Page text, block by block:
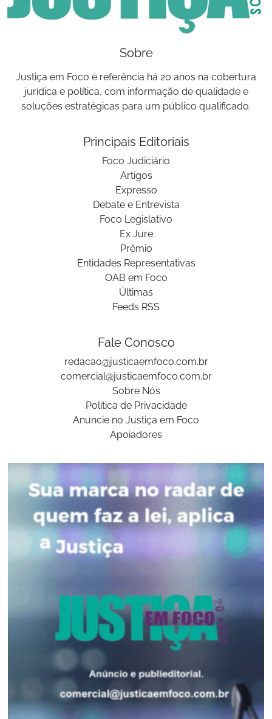
Sobre
Justiça em Foco é referência há 20 anos na cobertura
jurídica e política, com informação de qualidade e
soluções estratégicas para um público qualificado.
Principais Editoriais
Foco Judiciário
Artigos
Expresso
Debate e Entrevista
Foco Legislativo
Ex Jure
Prêmio
Entidades Representativas
OAB em Foco
Últimas
Feeds RSS
Fale Conosco
redacao@justicaemfoco.com.br
comercial@justicaemfoco.com.br
Sobre Nós
Politica de Privacidade
Anuncie no Justiça em Foco
Apoiadores